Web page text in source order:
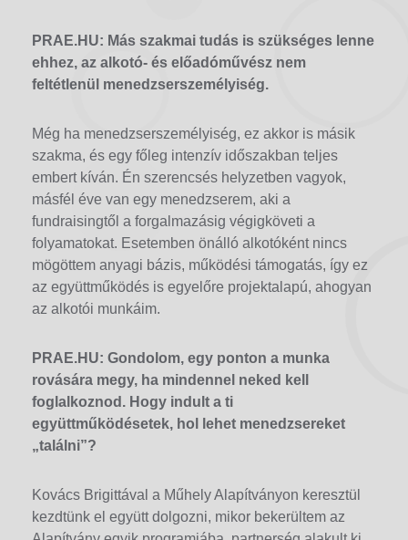
PRAE.HU: Más szakmai tudás is szükséges lenne
ehhez, az alkotó- és előadóművész nem
feltétlenül menedzserszemélyiség.
Még ha menedzserszemélyiség, ez akkor is másik
szakma, és egy főleg intenzív időszakban teljes
embert kíván. Én szerencsés helyzetben vagyok,
másfél éve van egy menedzserem, aki a
fundraisingtől a forgalmazásig végigköveti a
folyamatokat. Esetemben önálló alkotóként nincs
mögöttem anyagi bázis, működési támogatás, így ez
az együttműködés is egyelőre projektalapú, ahogyan
az alkotói munkáim.
PRAE.HU: Gondolom, egy ponton a munka
rovására megy, ha mindennel neked kell
foglalkoznod. Hogy indult a ti
együttműködésetek, hol lehet menedzsereket
„találni”?
Kovács Brigittával a Műhely Alapítványon keresztül
kezdtünk el együtt dolgozni, mikor bekerültem az